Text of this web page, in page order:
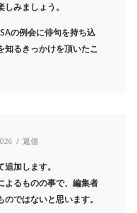
みましょう。
の例会に俳句を持ち込
知るきっかけを頂いたこ
返信
加します。
よるものの事で、編集者
ではないと思います。